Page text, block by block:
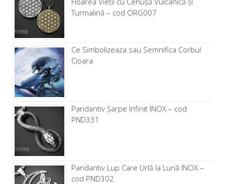
Turmalină – cod ORG007
Ce Simbolizeaza sau Semnifica Corbul
Cioara
Pandantiv Șarpe Infinit INOX – cod
PND331
Pandantiv Lup Care Urlă la Lună INOX –
cod PND302